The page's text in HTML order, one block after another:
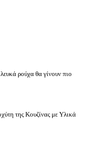
ρούχα θα γίνουν πιο
της Κουζίνας με Υλικά